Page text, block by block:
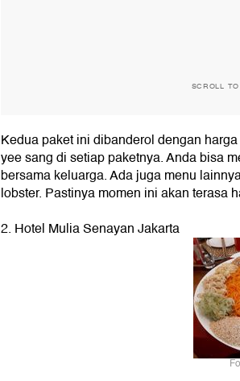
SCROLL
Kedua paket ini dibanderol dengan
yee sang di setiap paketnya. Anda bisa
bersama keluarga. Ada juga menu
lobster. Pastinya momen ini akan terasa
2. Hotel Mulia Senayan Jakarta